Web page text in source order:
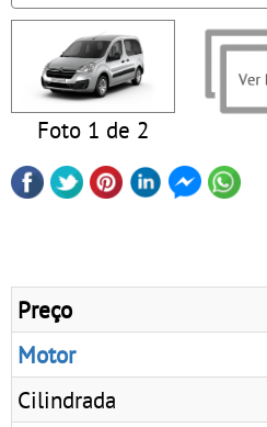
Foto 1 de 2
Preço
Motor
Cilindrada